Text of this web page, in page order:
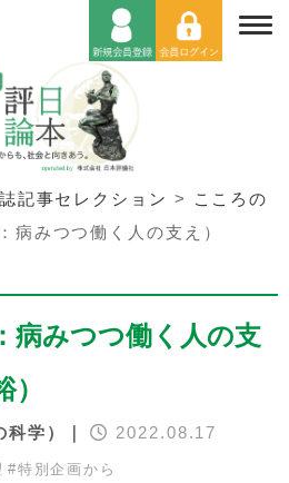
記事セレクション >
こころの
病みつつ働く人の支え）
病みつつ働く人の支
科学）｜ 2022.08.17
#特別企画から